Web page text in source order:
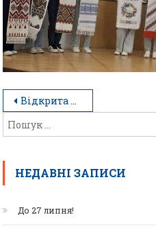
Відкрита виховна година «Мій рушник – мій оберіг»
НЕДАВНІ ЗАПИСИ
До 27 липня!